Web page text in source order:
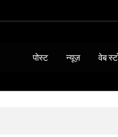
पोस्ट न्यूज़ वेब